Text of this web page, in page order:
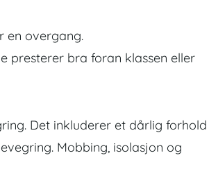
en overgang.
presterer bra foran klassen eller
Det inkluderer et dårlig forhold
Mobbing, isolasjon og